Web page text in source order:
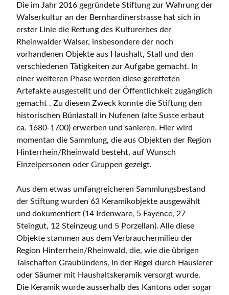
Die im Jahr 2016 gegründete Stiftung zur Wahrung der
Walserkultur an der Bernhardinerstrasse hat sich in
erster Linie die Rettung des Kulturerbes der
Rheinwalder Walser, insbesondere der noch
vorhandenen Objekte aus Haushalt, Stall und den
verschiedenen Tätigkeiten zur Aufgabe gemacht. In
einer weiteren Phase werden diese geretteten
Artefakte ausgestellt und der Öffentlichkeit zugänglich
gemacht . Zu diesem Zweck konnte die Stiftung den
historischen Bünlastall in Nufenen (alte Suste erbaut
ca. 1680-1700) erwerben und sanieren. Hier wird
momentan die Sammlung, die aus Objekten der Region
Hinterrhein/Rheinwald besteht, auf Wunsch
Einzelpersonen oder Gruppen gezeigt.
Aus dem etwas umfangreicheren Sammlungsbestand
der Stiftung wurden 63 Keramikobjekte ausgewählt
und dokumentiert (14 Irdenware, 5 Fayence, 27
Steingut, 12 Steinzeug und 5 Porzellan). Alle diese
Objekte stammen aus dem Verbrauchermilieu der
Region Hinterrhein/Rheinwald, die, wie die übrigen
Talschaften Graubündens, in der Regel durch Hausierer
oder Säumer mit Haushaltskeramik versorgt wurde.
Die Keramik wurde ausserhalb des Kantons oder sogar